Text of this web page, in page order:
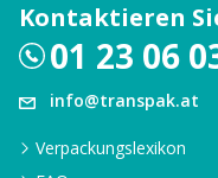
Kontaktieren
01 23 06
info@transpak.at
Verpackungslexikon